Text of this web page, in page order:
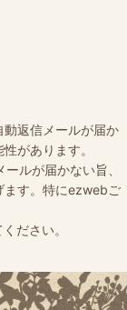
動返信メールが届か
があります。
ルが届かない旨、
ます。特にezwebご
ださい。